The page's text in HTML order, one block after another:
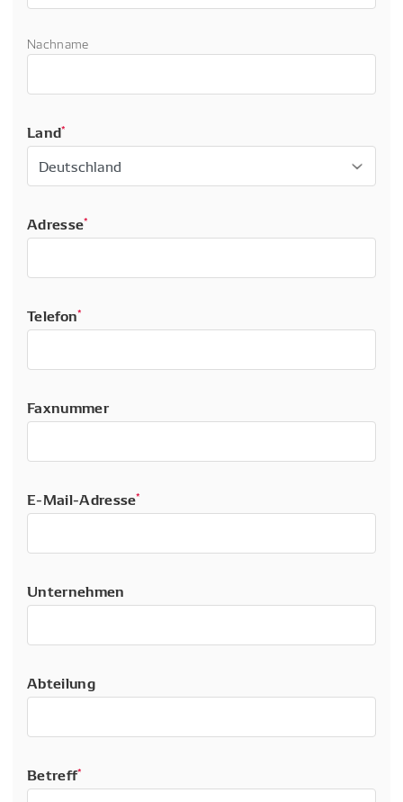
Nachname
Land*
Adresse*
Telefon*
Faxnummer
E-Mail-Adresse*
Unternehmen
Abteilung
Betreff*